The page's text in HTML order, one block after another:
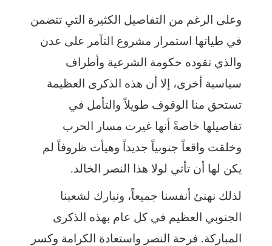
وعلى الرغم من التفاصيل الكثيرة التي تتضمن
في طياتها استمرار مشروع التآمر على عدن
والذي تقوده حكومة الشرعية وأطراف
سياسية أخرى، إلا أن هذه الذكرى العظيمة
تستحق منا الوقوف طويلاً والتأمل في
تفاصيلها خاصةً أنها غيرت مسار الحرب
وخلقت واقعاً جنوبياً جديداً وهيأت ظروفاً لم
يكن لها أن تأتي لولا هذا النصر الخالد.
لذلك نهنئ أنفسنا جميعاً، ونبارك لشعبنا
الجنوبي العظيم في كل عام بهذه الذكرى
المباركة. فرحة النصر واستعادة الكرامة وكسر